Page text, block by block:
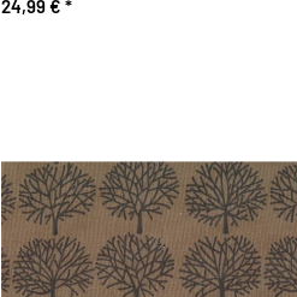
24,99 € *